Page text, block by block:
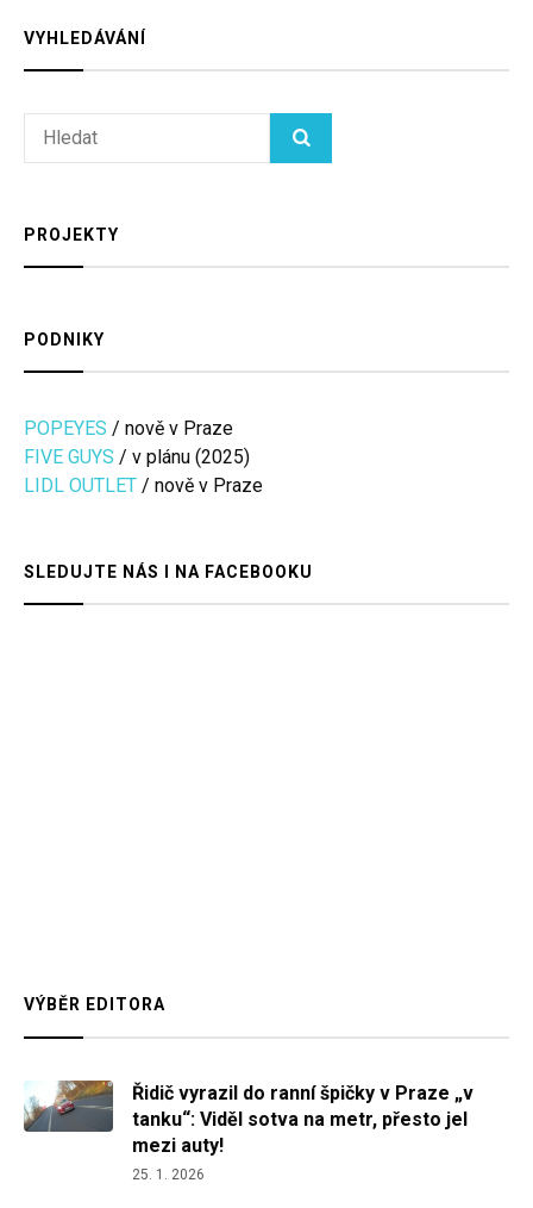
VYHLEDÁVÁNÍ
Search
HLEDAT
PROJEKTY
PODNIKY
POPEYES / nově v Praze
FIVE GUYS / v plánu (2025)
LIDL OUTLET / nově v Praze
SLEDUJTE NÁS I NA FACEBOOKU
VÝBĚR EDITORA
Řidič vyrazil do ranní špičky v Praze „v
tanku“: Viděl sotva na metr, přesto jel
mezi auty!
25. 1. 2026